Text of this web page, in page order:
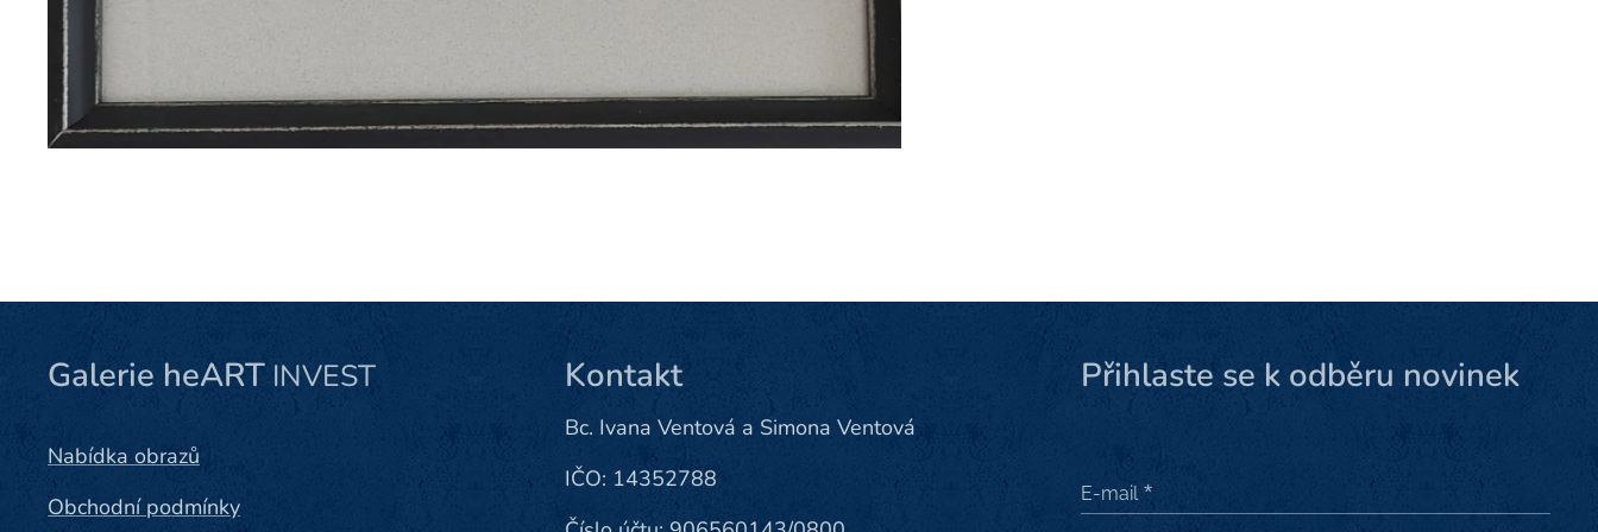
Galerie heART INVEST
Nabídka obrazů
Obchodní podmínky
Kontakt
Bc. Ivana Ventová a Simona Ventová
IČO: 14352788
Přihlaste se k odběru novinek
E-mail